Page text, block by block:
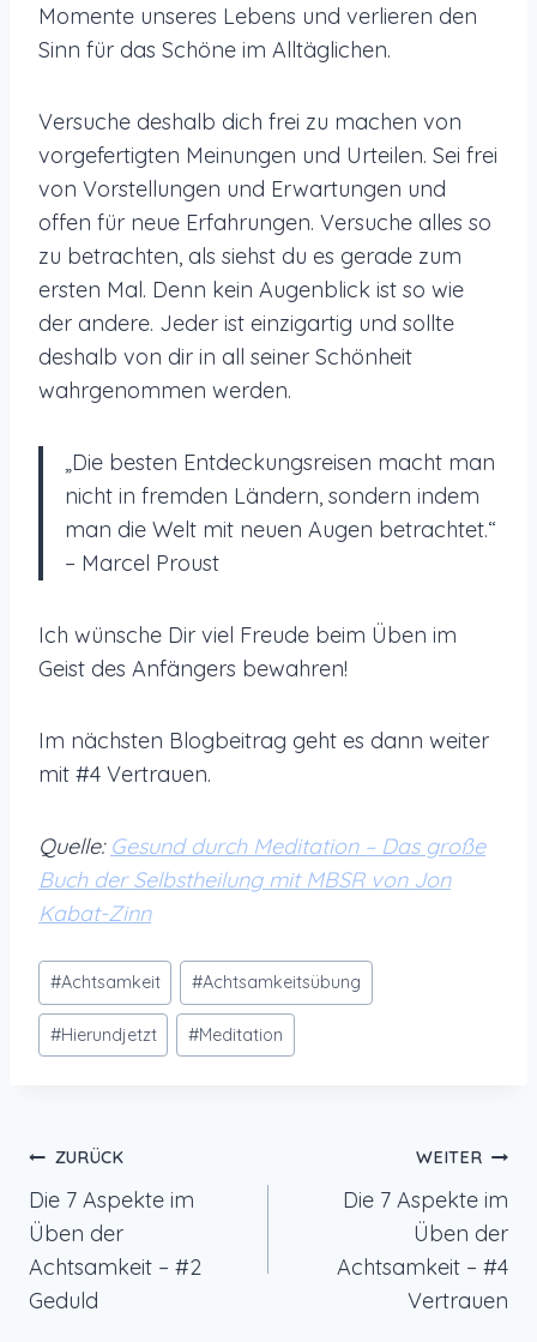
Momente unseres Lebens und verlieren den
Sinn für das Schöne im Alltäglichen.
Versuche deshalb dich frei zu machen von
vorgefertigten Meinungen und Urteilen. Sei frei
von Vorstellungen und Erwartungen und
offen für neue Erfahrungen. Versuche alles so
zu betrachten, als siehst du es gerade zum
ersten Mal. Denn kein Augenblick ist so wie
der andere. Jeder ist einzigartig und sollte
deshalb von dir in all seiner Schönheit
wahrgenommen werden.
„Die besten Entdeckungsreisen macht man
nicht in fremden Ländern, sondern indem
man die Welt mit neuen Augen betrachtet.“
– Marcel Proust
Ich wünsche Dir viel Freude beim Üben im
Geist des Anfängers bewahren!
Im nächsten Blogbeitrag geht es dann weiter
mit #4 Vertrauen.
Quelle: Gesund durch Meditation – Das große
Buch der Selbstheilung mit MBSR von Jon
Kabat-Zinn
Schlagworte:
#Achtsamkeit #Achtsamkeitsübung
#Hierundjetzt #Meditation
Beitragsnavigation
ZURÜCK
Die 7 Aspekte im
Üben der
Achtsamkeit – #2
Geduld
WEITER
Die 7 Aspekte im
Üben der
Achtsamkeit – #4
Vertrauen